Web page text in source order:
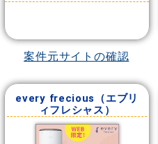
案件元サイトの確認
every frecious（エブリ
ィフレシャス）